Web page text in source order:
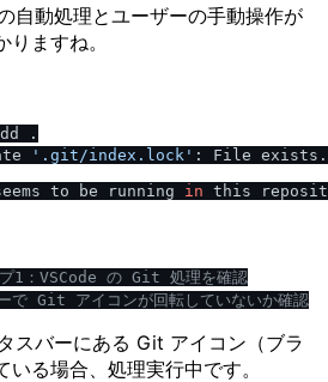
自動処理とユーザーの手動操作が
ますね。
.
'.git /index.lock' : File exists.
to be running in
1：VSCode の Git 処理を確認
で Git アイコンが回転していないか確認
スバーにある Git アイコン（ブラ
る場合、処理実行中です。